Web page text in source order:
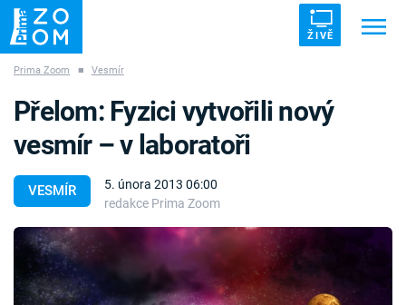
ŽIVĚ
ZÁHADY VETŘELCI DÁVNOVĚKU
Témata
Témata
Prima Zoom ■ Vesmír
VESMÍR
5. února 2013 06:00
redakce Prima Zoom
Přelom: Fyzici vytvořili nový
vesmír – v laboratoři